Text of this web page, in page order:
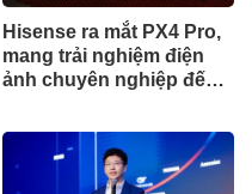
Hisense ra mắt PX4 Pro,
mang trải nghiệm điện
ảnh chuyên nghiệp đến